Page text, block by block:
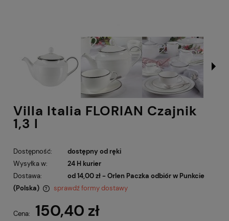
Villa Italia FLORIAN Czajnik
1,3 l
Dostępność:
dostępny od ręki
Wysyłka w:
24 H kurier
Dostawa:
od 14,00 zł - Orlen Paczka odbiór w Punkcie
(Polska)
sprawdź formy dostawy
Cena: 150,40 zł